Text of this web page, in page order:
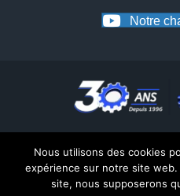
Notre
© 2026
Nous utilisons des cookies
expérience sur notre site
site, nous supposerons